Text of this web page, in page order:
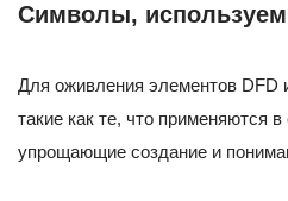
Символы,
Для оживления элементов DFD
такие как те, что применяются
упрощающие создание и